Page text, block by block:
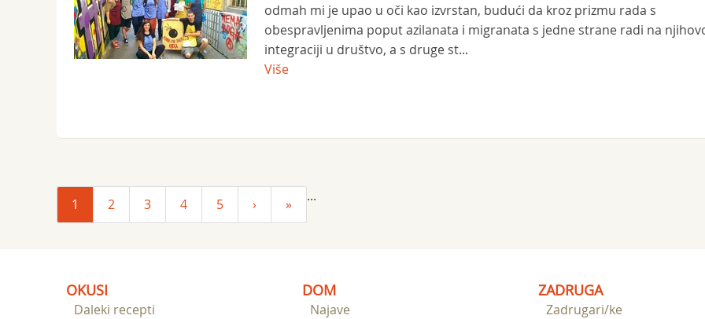
odmah mi je upao u oči kao izvrstan, budući da kroz prizmu rada s
obespravljenima poput azilanata i migranata s jedne strane radi na
integraciji u društvo, a s druge st...
Više
1 2 3 4 5 ...
› »
OKUSI
Daleki recepti
DOM
Najave
ZADRUGA
Zadrugari/ke